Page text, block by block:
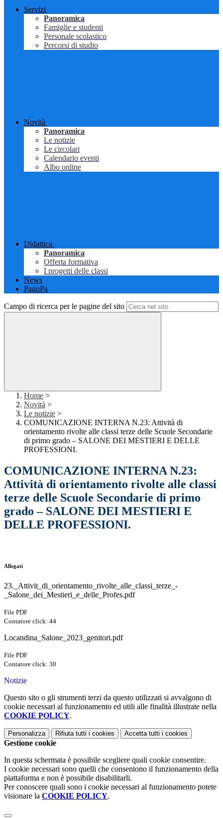
Servizi
Panoramica
Famiglie e studenti
Personale scolastico
Percorsi di studio
Novità
Panoramica
Le notizie
Le circolari
Calendario eventi
Albo online
Didattica
Panoramica
Offerta formativa
I progetti delle classi
News
PagoPa
Campo di ricerca per le pagine del sito
Home >
Novità >
Le notizie >
COMUNICAZIONE INTERNA N.23: Attività di
orientamento rivolte alle classi terze delle Scuole Secondarie
di primo grado – SALONE DEI MESTIERI E DELLE
PROFESSIONI.
COMUNICAZIONE INTERNA N.23:
Attività di orientamento rivolte alle classi
terze delle Scuole Secondarie di primo
grado – SALONE DEI MESTIERI E
DELLE PROFESSIONI.
Allegati
23._Attivit_di_orientamento_rivolte_alle_classi_terze_-
_Salone_dei_Mestieri_e_delle_Profes.pdf
File PDF
Contatore click: 44
Locandina_Salone_2023_genitori.pdf
File PDF
Contatore click: 30
Notizie
Questo sito o gli strumenti terzi da questo utilizzati si avvalgono di
cookie necessari al funzionamento ed utili alle finalità illustrate nella
COOKIE POLICY.
Personalizza Rifiuta tutti i cookies Accetta tutti i cookies
Gestione cookie
In questa schermata è possibile scegliere quali cookie consentire.
I cookie necessari sono quelli che consentono il funzionamento della
piattaforma e non è possibile disabilitarli.
Per conoscere quali sono i cookie necessari al funzionamento potete
visionare la COOKIE POLICY.